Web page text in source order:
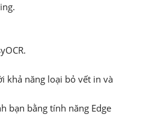
khả năng loại bỏ vết in và
bạn bằng tính năng Edge